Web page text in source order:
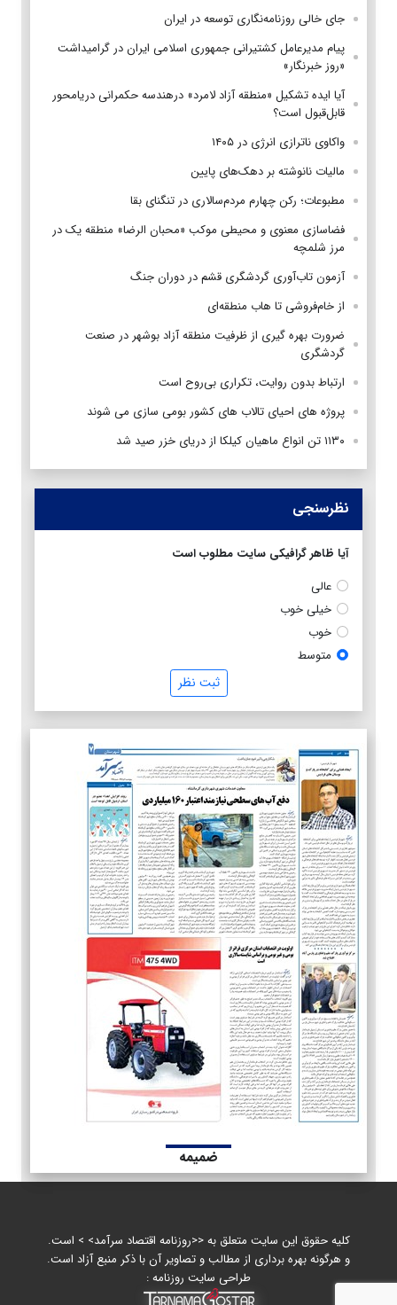
جای خالی روزنامه‌نگاری توسعه در ایران
پیام مدیرعامل کشتیرانی جمهوری اسلامی ایران در گرامیداشت
«روز خبرنگار»
آیا ایده تشکیل «منطقه آزاد لامرد» درهندسه حکمرانی دریامحور
قابل‌قبول است؟
واکاوی ناترازی انرژی در ۱۴۰۵
مالیات نانوشته بر دهک‌های پایین
مطبوعات؛ رکن چهارم مردم‌سالاری در تنگنای بقا
فضاسازی معنوی و محیطی موکب «محبان الرضا» منطقه یک در
مرز شلمچه
آزمون تاب‌آوری گردشگری قشم در دوران جنگ
از خام‌فروشی تا هاب منطقه‌ای
ضرورت بهره گیری از ظرفیت منطقه آزاد بوشهر در صنعت
گردشگری
ارتباط بدون روایت، تکراری بی‌روح است
پروژه های احیای تالاب های کشور بومی سازی می شوند
۱۱۳۰ تن انواع ماهیان کیلکا از دریای خزر صید شد
نظرسنجی
آیا ظاهر گرافیکی سایت مطلوب است
عالی
خیلی خوب
خوب
متوسط
ثبت نظر
ضمیمه
کلیه حقوق این سایت متعلق به <<روزنامه اقتصاد سرآمد> > است.
و هرگونه بهره برداری از مطالب و تصاویر آن با ذکر منبع آزاد است.
طراحی سایت روزنامه :